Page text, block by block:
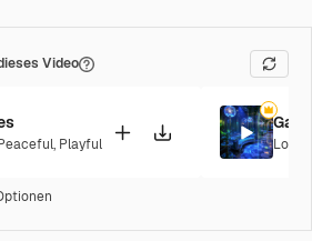
Video
, Playful